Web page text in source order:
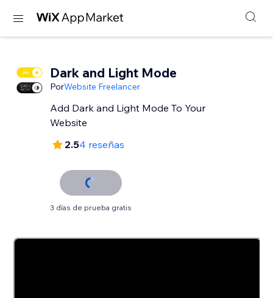
Dark and Light Mode
PorWebsite Freelancer
Add Dark and Light Mode To Your
Website
2.54 reseñas
3 días de prueba gratis